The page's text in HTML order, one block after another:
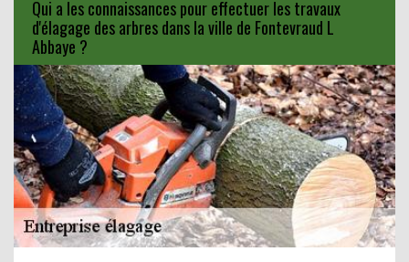
Qui a les connaissances pour effectuer les travaux
d'élagage des arbres dans la ville de Fontevraud L
Abbaye ?